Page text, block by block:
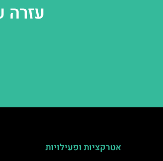
עזרה
אטרקציות ופעילויות